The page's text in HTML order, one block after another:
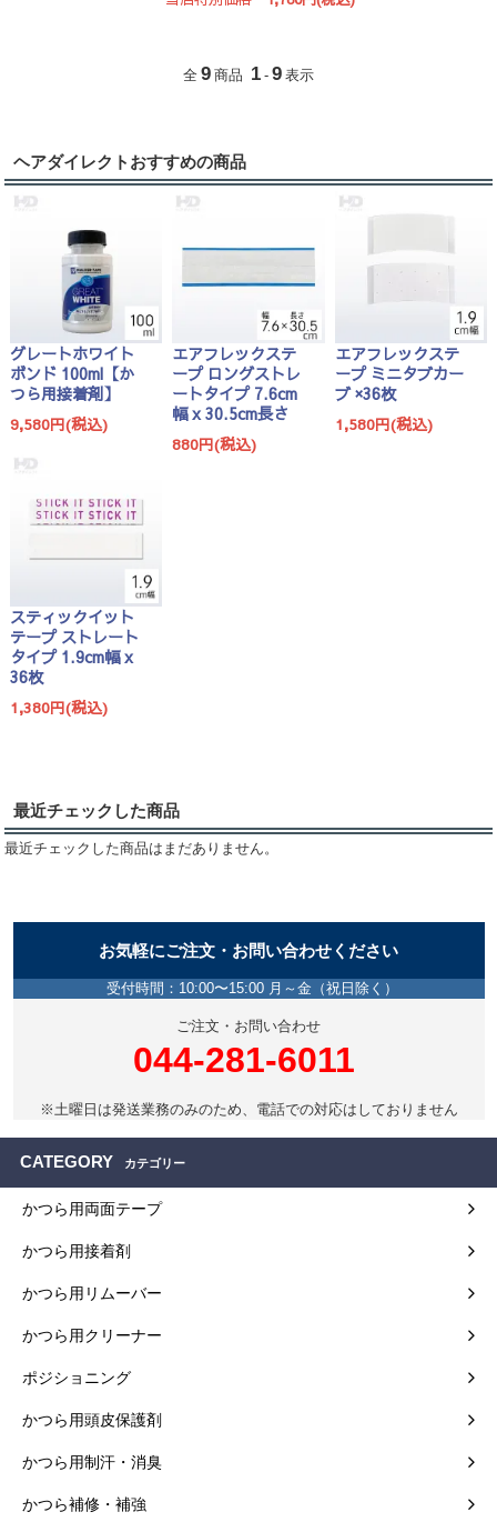
全 9 商品 1 - 9 表示
ヘアダイレクトおすすめの商品
グレートホワイト
ボンド 100ml【か
つら用接着剤】
9,580円(税込)
エアフレックステ
ープ ロングストレ
ートタイプ 7.6cm
幅 x 30.5cm長さ
880円(税込)
エアフレックステ
ープ ミニタブカー
ブ ×36枚
1,580円(税込)
スティックイット
テープ ストレート
タイプ 1.9cm幅 x
36枚
1,380円(税込)
最近チェックした商品
最近チェックした商品はまだありません。
お気軽にご注文・お問い合わせください
受付時間：10:00〜15:00 月～金（祝日除く）
ご注文・お問い合わせ
044-281-6011
※土曜日は発送業務のみのため、電話での対応はしておりません
CATEGORY カテゴリー
かつら用両面テープ
かつら用接着剤
かつら用リムーバー
かつら用クリーナー
ポジショニング
かつら用頭皮保護剤
かつら用制汗・消臭
かつら補修・補強